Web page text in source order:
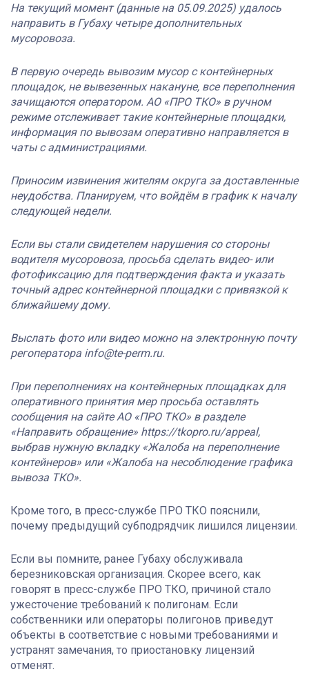
На текущий момент (данные на 05.09.2025) удалось
направить в Губаху четыре дополнительных
мусоровоза.
В первую очередь вывозим мусор с контейнерных
площадок, не вывезенных накануне, все переполнения
зачищаются оператором. АО «ПРО ТКО» в ручном
режиме отслеживает такие контейнерные площадки,
информация по вывозам оперативно направляется в
чаты с администрациями.
Приносим извинения жителям округа за доставленные
неудобства. Планируем, что войдём в график к началу
следующей недели.
Если вы стали свидетелем нарушения со стороны
водителя мусоровоза, просьба сделать видео- или
фотофиксацию для подтверждения факта и указать
точный адрес контейнерной площадки с привязкой к
ближайшему дому.
Выслать фото или видео можно на электронную почту
регоператора info@te-perm.ru.
При переполнениях на контейнерных площадках для
оперативного принятия мер просьба оставлять
сообщения на сайте АО «ПРО ТКО» в разделе
«Направить обращение» https://tkopro.ru/appeal,
выбрав нужную вкладку «Жалоба на переполнение
контейнеров» или «Жалоба на несоблюдение графика
вывоза ТКО».
Кроме того, в пресс-службе ПРО ТКО пояснили,
почему предыдущий субподрядчик лишился лицензии.
Если вы помните, ранее Губаху обслуживала
березниковская организация. Скорее всего, как
говорят в пресс-службе ПРО ТКО, причиной стало
ужесточение требований к полигонам. Если
собственники или операторы полигонов приведут
объекты в соответствие с новыми требованиями и
устранят замечания, то приостановку лицензий
отменят.